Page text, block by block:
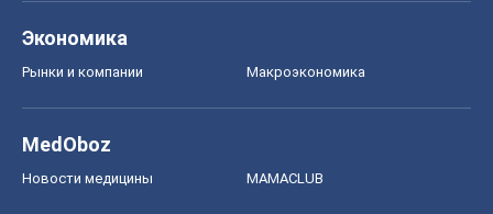
Экономика
Рынки и компании Mакроэкономика
MedOboz
Новости медицины MAMACLUB